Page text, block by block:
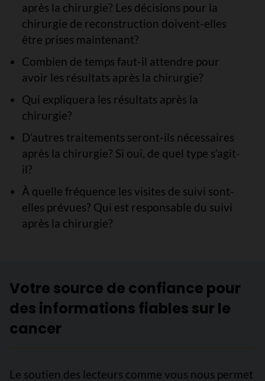
après la chirurgie? Les décisions pour la
chirurgie de reconstruction doivent-elles
être prises maintenant?
Combien de temps faut-il attendre pour
avoir les résultats après la chirurgie?
Qui expliquera les résultats après la
chirurgie?
D’autres traitements seront-ils nécessaires
après la chirurgie? Si oui, de quel type s’agit-
il?
À quelle fréquence les visites de suivi sont-
elles prévues? Qui est responsable du suivi
après la chirurgie?
Votre source de confiance pour
des informations fiables sur le
cancer
Le soutien des lecteurs comme vous nous permet